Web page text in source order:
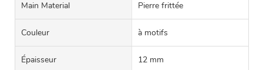
Main Material Pierre frittée
Couleur à motifs
Épaisseur 12 mm